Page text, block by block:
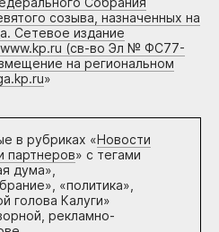
созыва, назначенных на
Сетевое издание
(св-во Эл № ФС77-
на региональном
»
в рубриках «Новости
партнеров» с тегами
дума»,
«политика»,
голова Калуги»
рекламно-